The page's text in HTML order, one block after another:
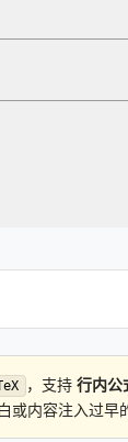
，支持 行内公
内容注入过早